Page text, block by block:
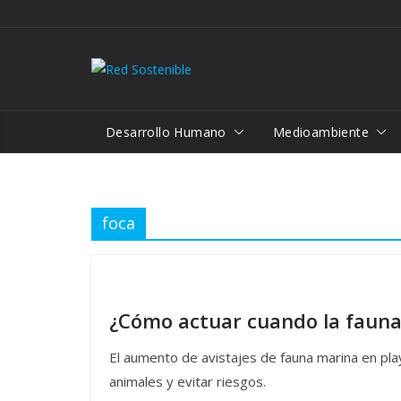
Desarrollo Humano Medioambiente
foca
¿Cómo actuar cuando la
El aumento de avistajes de fauna marina en
animales y evitar riesgos.